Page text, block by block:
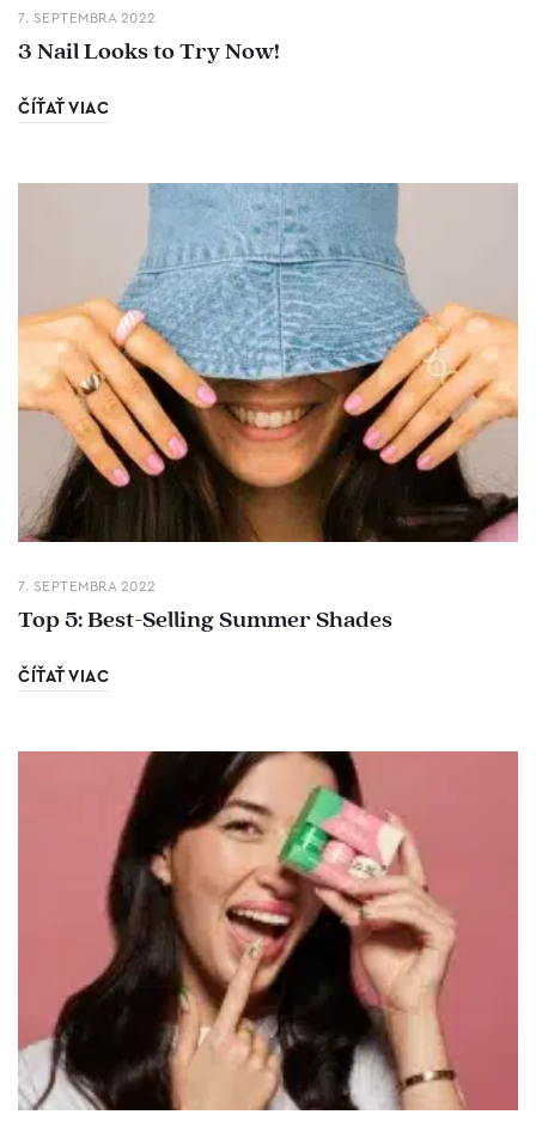
7. SEPTEMBRA 2022
3 Nail Looks to Try Now!
ČÍŤAŤ VIAC
7. SEPTEMBRA 2022
Top 5: Best-Selling Summer Shades
ČÍŤAŤ VIAC